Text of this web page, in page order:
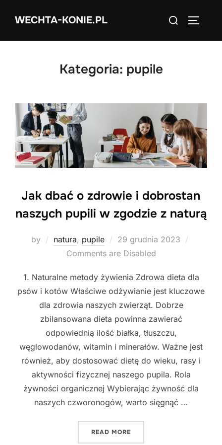
WECHTA-KONIE.PL
Search
Kategoria: pupile
Jak dbać o zdrowie i dobrostan
naszych pupili w zgodzie z naturą
by natura, pupile
Posted
on
29 grudnia 2023
Comments are Disabled
1. Naturalne metody żywienia Zdrowa dieta dla
psów i kotów Właściwe odżywianie jest kluczowe
dla zdrowia naszych zwierząt. Dobrze
zbilansowana dieta powinna zawierać
odpowiednią ilość białka, tłuszczu,
węglowodanów, witamin i minerałów. Ważne jest
również, aby dostosować dietę do wieku, rasy i
aktywności fizycznej naszego pupila. Rola
żywności organicznej Wybierając żywność dla
naszych czworonogów, warto sięgnąć …
READ MORE